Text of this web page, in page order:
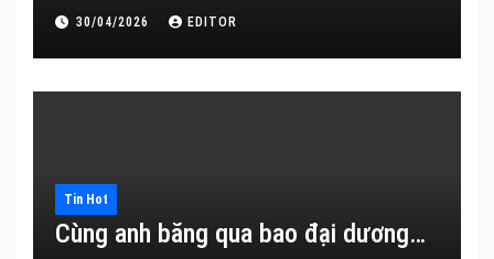
30/04/2026 EDITOR
Tin Hot
Cùng anh băng qua bao đại dương…